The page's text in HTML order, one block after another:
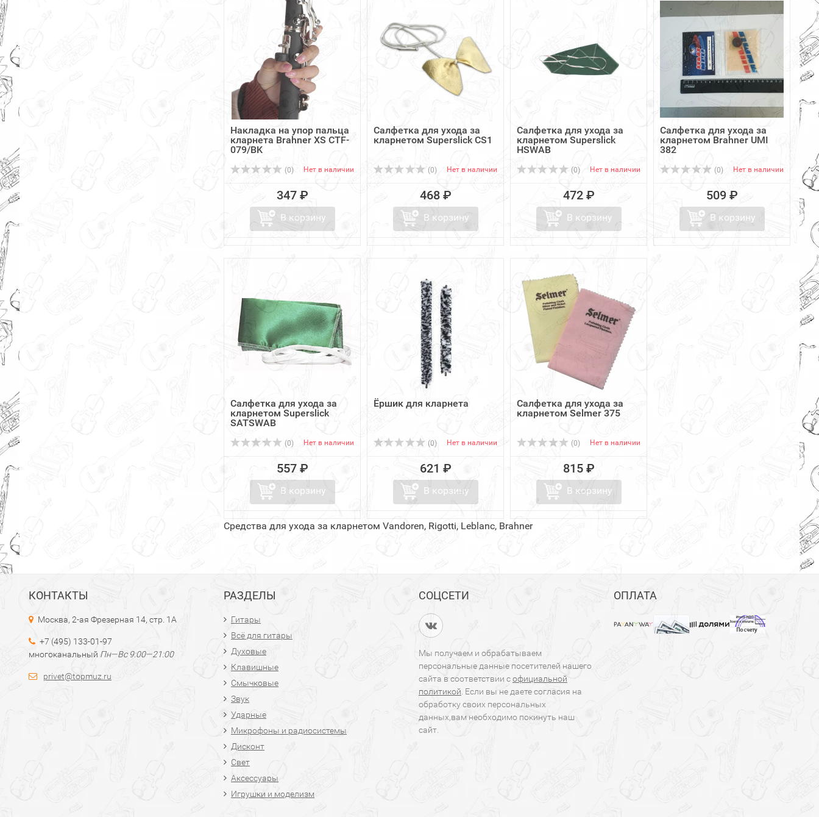
Накладка на упор пальца
кларнета Brahner XS CTF-
079/BK
(0) Нет в наличии
347 ₽
В корзину
Салфетка для ухода за
кларнетом Superslick CS1
(0) Нет в наличии
468 ₽
В корзину
Салфетка для ухода за
кларнетом Superslick
HSWAB
(0) Нет в наличии
472 ₽
В корзину
Салфетка для ухода за
кларнетом Brahner UMI
382
(0) Нет в наличии
509 ₽
В корзину
Салфетка для ухода за
кларнетом Superslick
SATSWAB
(0) Нет в наличии
557 ₽
В корзину
Ёршик для кларнета
(0) Нет в наличии
621 ₽
В корзину
Салфетка для ухода за
кларнетом Selmer 375
(0) Нет в наличии
815 ₽
В корзину
Средства для ухода за кларнетом Vandoren, Rigotti, Leblanc, Brahner
КОНТАКТЫ
Москва, 2-ая Фрезерная 14, стр. 1А
+7 (495) 133-01-97
многоканальный Пн—Вс 9:00—21:00
privet@topmuz.ru
РАЗДЕЛЫ
Гитары
Всё для гитары
Духовые
Клавишные
Смычковые
Звук
Ударные
Микрофоны и радиосистемы
Дисконт
Свет
Аксессуары
Игрушки и моделизм
СОЦСЕТИ
Мы получаем и обрабатываем
персональные данные посетителей нашего
сайта в соответствии софициальной
политикой . Если вы не даете согласия на
обработку своих персональных
данных,вам необходимо покинуть наш
сайт.
ОПЛАТА